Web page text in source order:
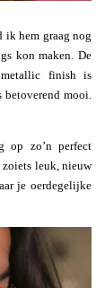
ik hem graag nog
kon maken. De
finish is
betoverend mooi.
op zo’n perfect
leuk, nieuw
je oerdegelijke